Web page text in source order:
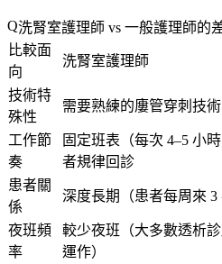
洗腎室護理師 vs 一般護理師的
比較面
向
洗腎室護理師
技術特
殊性
需要熟練的廔管穿刺技術
工作節
奏
固定班表（每次 4–5 小
者規律回診
患者關
係
深度長期（患者每周來 3
夜班頻
率
較少夜班（大多數透析
運作）